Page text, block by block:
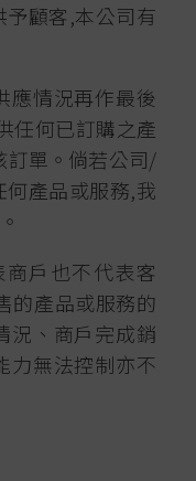
顧客,本公司有
應情況再作最後
任何已訂購之產
訂單。倘若公司/
產品或服務,我
戶也不代表客
的產品或服務的
況、商戶完成銷
力無法控制亦不